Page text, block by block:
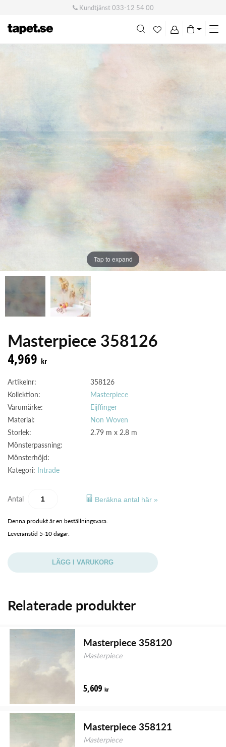
Kundtjänst033-12 54 00
Tap to expand
Masterpiece 358126
4,969 kr
Artikelnr:
358126
Kollektion:
Masterpiece
Varumärke:
Eijffinger
Material:
Non Woven
Storlek:
2.79 m x 2.8 m
Mönsterpassning:
Mönsterhöjd:
Kategori: Intrade
Antal Beräkna antal här »
Denna produkt är en beställningsvara.
Leveranstid 5-10 dagar.
LÄGG I VARUKORG
Relaterade produkter
Masterpiece 358120
Masterpiece
5,609 kr
Masterpiece 358121
Masterpiece